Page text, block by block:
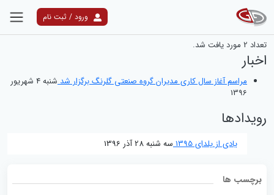
ورود / ثبت نام
نتایج جستجو
تعداد 2 مورد یافت شد.
اخبار
مراسم آغاز سال کاری مدیران گروه صنعتی گلرنگ برگزار شد
شنبه 4 شهریور
1396
رویدادها
یادی از یلدای 1395 سه شنبه 28 آذر 1396
برچسب ها